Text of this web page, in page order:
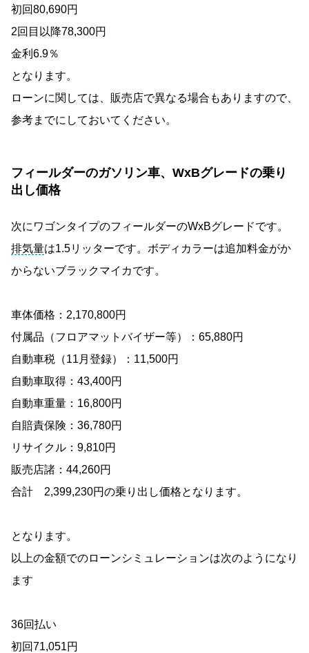
初回80,690円
2回目以降78,300円
金利6.9％
となります。
ローンに関しては、販売店で異なる場合もありますので、
参考までにしておいてください。
フィールダーのガソリン車、WxBグレードの乗り
出し価格
次にワゴンタイプのフィールダーのWxBグレードです。
排気量は1.5リッターです。ボディカラーは追加料金がか
からないブラックマイカです。
車体価格：2,170,800円
付属品（フロアマットバイザー等）：65,880円
自動車税（11月登録）：11,500円
自動車取得：43,400円
自動車重量：16,800円
自賠責保険：36,780円
リサイクル：9,810円
販売店諸：44,260円
合計 2,399,230円の乗り出し価格となります。
となります。
以上の金額でのローンシミュレーションは次のようになり
ます
36回払い
初回71,051円